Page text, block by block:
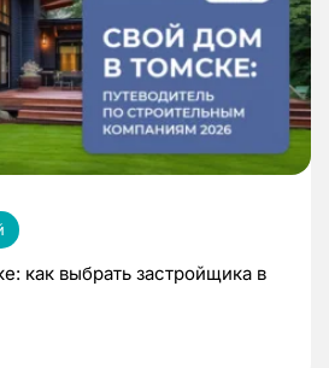
как выбрать застройщика в